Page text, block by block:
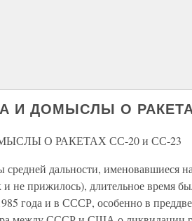
И ДОМЫСЛЫ О
О РАКЕТАХ СС-20 и СС-23
средней дальности, именовавшиеся
не прижилось), длительное время
года и в СССР, особенно в